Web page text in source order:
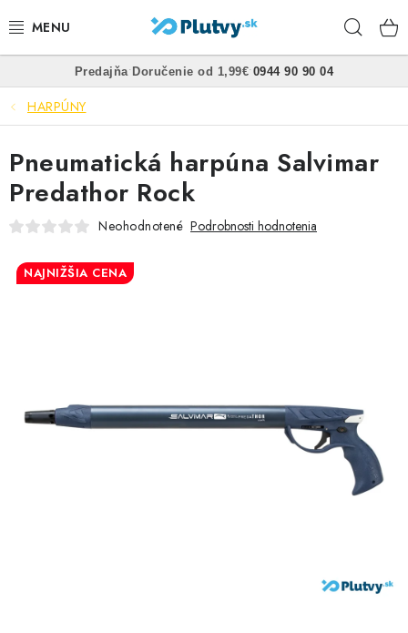
na
PLÁVANIE
ŠNORCHLOVANIE
FREEDIVING
SPEARFISHING
POTÁPANIE
VŠETKO PRE DETI
Predajňa• Doručenie od 1,99€• 0944 90 90 04
HARPÚNY
Pneumatická harpúna Salvimar
Predathor Rock
Neohodnotené Podrobnosti hodnotenia
NAJNIŽŠIA CENA